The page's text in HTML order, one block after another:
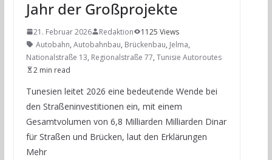
Jahr der Großprojekte
21. Februar 2026 Redaktion
1125 Views
Autobahn, Autobahnbau, Brückenbau, Jelma,
Nationalstraße 13, Regionalstraße 77, Tunisie Autoroutes
2 min read
Tunesien leitet 2026 eine bedeutende Wende bei
den Straßeninvestitionen ein, mit einem
Gesamtvolumen von 6,8 Milliarden Milliarden Dinar
für Straßen und Brücken, laut den Erklärungen
Mehr